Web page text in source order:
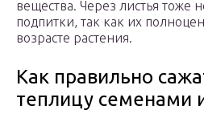
вещества. Через листья тоже
подпитки, так как их
возрасте растения.
Как правильно
теплицу семенами